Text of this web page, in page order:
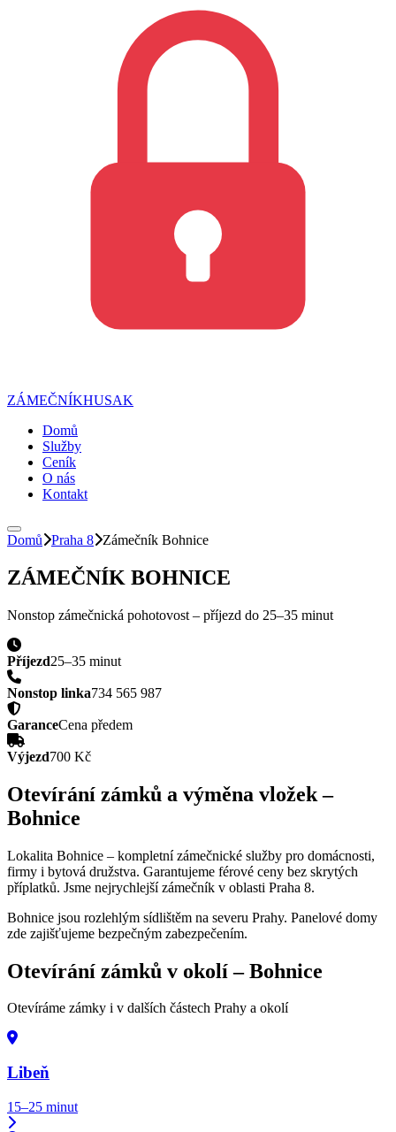
ZÁMEČNÍKHUSAK
Domů
Služby
Ceník
O nás
Kontakt
Domů Praha 8 Zámečník Bohnice
ZÁMEČNÍK BOHNICE
Nonstop zámečnická pohotovost – příjezd do 25–35 minut
Příjezd25–35 minut
Nonstop linka734 565 987
GaranceCena předem
Výjezd700 Kč
Otevírání zámků a výměna vložek –
Bohnice
Lokalita Bohnice – kompletní zámečnické služby pro domácnosti,
firmy i bytová družstva. Garantujeme férové ceny bez skrytých
příplatků. Jsme nejrychlejší zámečník v oblasti Praha 8.
Bohnice jsou rozlehlým sídlištěm na severu Prahy. Panelové domy
zde zajišťujeme bezpečným zabezpečením.
Otevírání zámků v okolí –Bohnice
Otevíráme zámky i v dalších částech Prahy a okolí
Libeň
15–25 minut